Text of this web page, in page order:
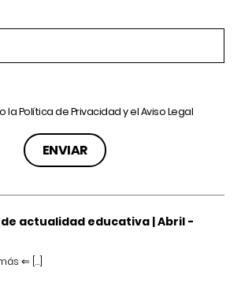
laPolítica de Privacidady elAviso Legal
actualidad educativa | Abril -
⇐ […]